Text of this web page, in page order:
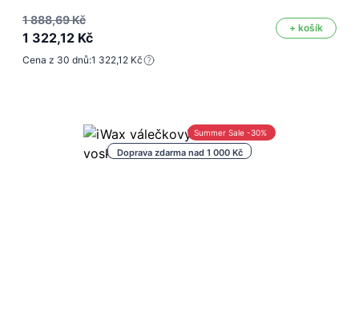
1 888,69 Kč
1 322,12 Kč
+ košík
Cena z 30 dnů:1 322,12 Kč
Doprava zdarma nad 1 000 Kč
Summer Sale -30%